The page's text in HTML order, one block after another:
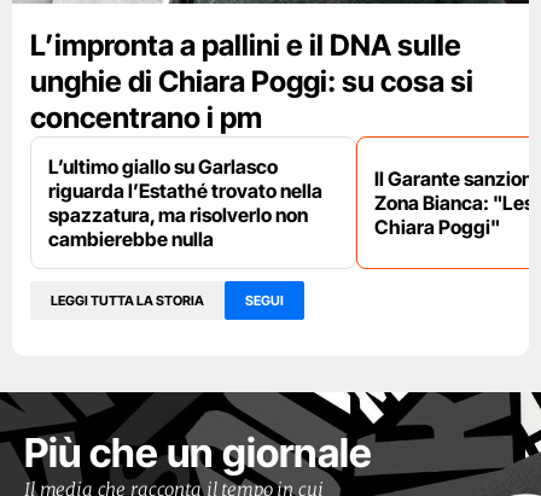
L’impronta a pallini e il DNA sulle
unghie di Chiara Poggi: su cosa si
concentrano i pm
L’ultimo giallo su Garlasco
riguarda l’Estathé trovato nella
spazzatura, ma risolverlo non
cambierebbe nulla
Il Garante
Zona Bianca:
Chiara Poggi"
LEGGI TUTTA LA STORIA SEGUI
Più che un giornale
Il media che racconta il tempo in cui